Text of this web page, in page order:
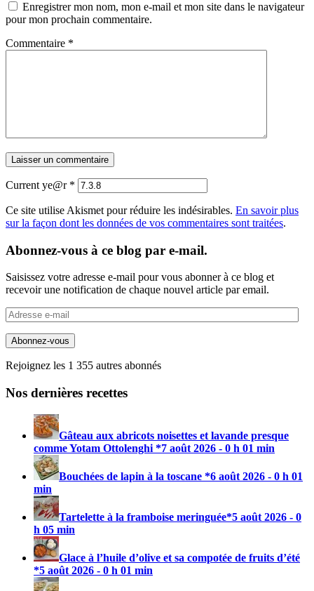
Enregistrer mon nom, mon e-mail et mon site dans le navigateur
pour mon prochain commentaire.
Commentaire *
Current ye@r *
Ce site utilise Akismet pour réduire les indésirables. En savoir plus
sur la façon dont les données de vos commentaires sont traitées.
Abonnez-vous à ce blog par e-mail.
Saisissez votre adresse e-mail pour vous abonner à ce blog et
recevoir une notification de chaque nouvel article par email.
Adresse
e-
mail
Abonnez-vous
Rejoignez les 1 355 autres abonnés
Nos dernières recettes
Gâteau aux abricots noisettes et lavande presque
comme Yotam Ottolenghi *7 août 2026 - 0 h 01 min
Bouchées de lapin à la toscane *6 août 2026 - 0 h 01
min
Tartelette à la framboise meringuée*5 août 2026 - 0
h 05 min
Glace à l’huile d’olive et sa compotée de fruits d’été
*5 août 2026 - 0 h 01 min